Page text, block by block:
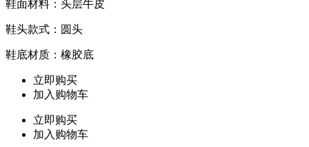
鞋面材料：头层牛皮
鞋头款式：圆头
鞋底材质：橡胶底
立即购买
加入购物车
立即购买
加入购物车